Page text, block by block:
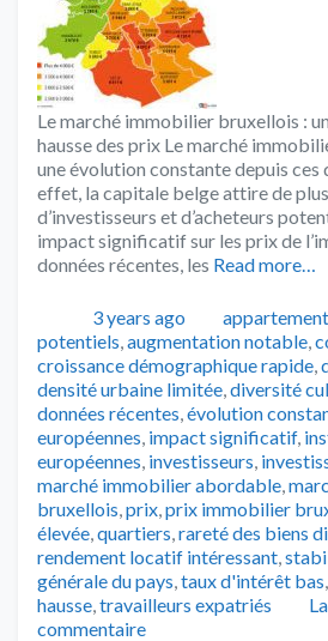
Le marché immobilier bruxellois :
hausse des prix Le marché
une évolution constante depuis ces
effet, la capitale belge attire de
d’investisseurs et d’acheteurs
impact significatif sur les prix de
données récentes, les Read more…
Publié3 years ago Catégories
appartement
potentiels,augmentation notable,
croissance démographique rapide,
densité urbaine limitée,diversité
données récentes,évolution
européennes, impact significatif,
européennes, investisseurs,
marché immobilier abordable,
bruxellois,prix,prix immobilier
élevée,quartiers,rareté des biens
rendement locatif intéressant,
générale du pays,taux d'intérêt bas,
hausse,travailleurs expatriés
commentaire